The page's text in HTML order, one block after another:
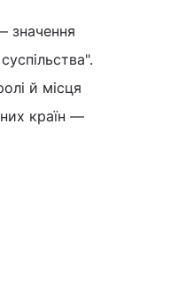
значення
й місця
країн —